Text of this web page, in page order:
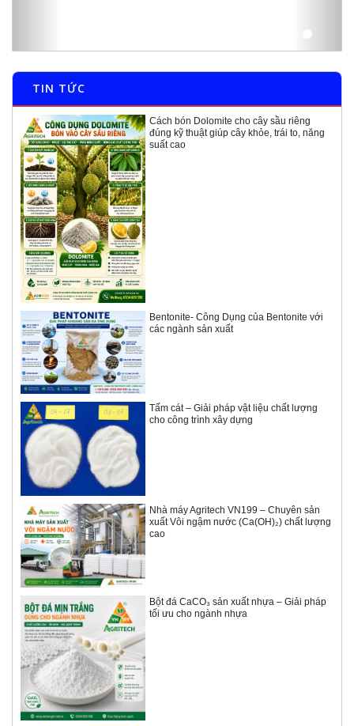
TIN TỨC
Cách bón Dolomite cho cây sầu riêng
đúng kỹ thuật giúp cây khỏe, trái to, năng
suất cao
Bentonite- Công Dụng của Bentonite với
các ngành sản xuất
Tấm cát – Giải pháp vật liệu chất lượng
cho công trình xây dựng
Nhà máy Agritech VN199 – Chuyên sản
xuất Vôi ngậm nước (Ca(OH)₂) chất lượng
cao
Bột đá CaCO₃ sản xuất nhựa – Giải pháp
tối ưu cho ngành nhựa